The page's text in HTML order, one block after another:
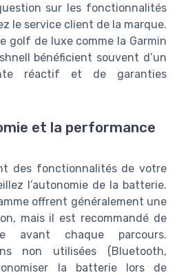
sur les fonctionnalités
le service client de la marque.
golf de luxe comme la Garmin
bénéficient souvent d’un
réactif et de garanties
et la performance
des fonctionnalités de votre
l’autonomie de la batterie.
offrent généralement une
mais il est recommandé de
avant chaque parcours.
non utilisées (Bluetooth,
la batterie lors de